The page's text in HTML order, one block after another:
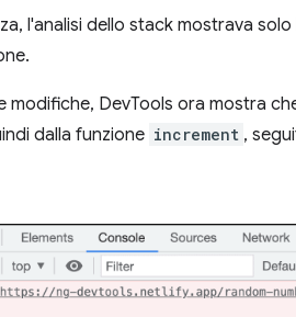
l'analisi dello stack mostrava
modifiche, DevTools ora mostra
dalla funzione increment ,